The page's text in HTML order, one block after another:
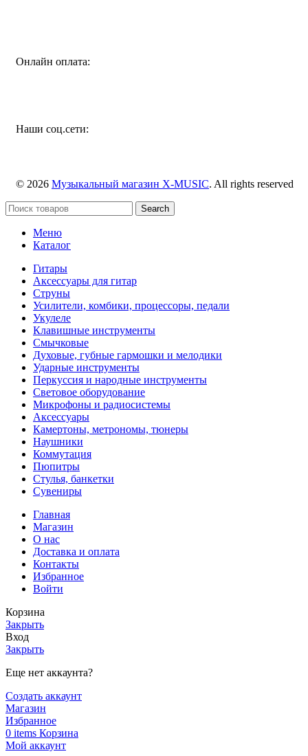
Онлайн оплата:
Наши соц.сети:
© 2026 Музыкальный магазин X-MUSIC. All rights reserved
Search
Меню
Каталог
Гитары
Аксессуары для гитар
Струны
Усилители, комбики, процессоры, педали
Укулеле
Клавишные инструменты
Смычковые
Духовые, губные гармошки и мелодики
Ударные инструменты
Перкуссия и народные инструменты
Световое оборудование
Микрофоны и радиосистемы
Аксессуары
Камертоны, метрономы, тюнеры
Наушники
Коммутация
Пюпитры
Стулья, банкетки
Сувениры
Главная
Магазин
О нас
Доставка и оплата
Контакты
Избранное
Войти
Корзина
Закрыть
Вход
Закрыть
Еще нет аккаунта?
Создать аккаунт
Магазин
Избранное
0 items Корзина
Мой аккаунт